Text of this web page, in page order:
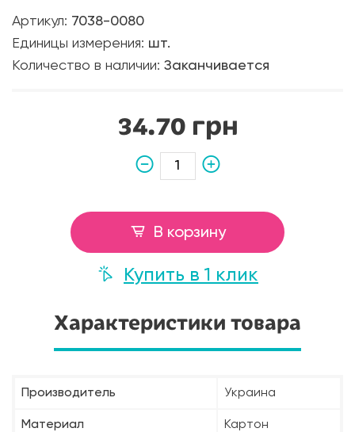
Артикул: 7038-0080
Единицы измерения: шт.
Количество в наличии: Заканчивается
34.70 грн
В корзину
Купить в 1 клик
Характеристики товара
Производитель Украина
Материал Картон